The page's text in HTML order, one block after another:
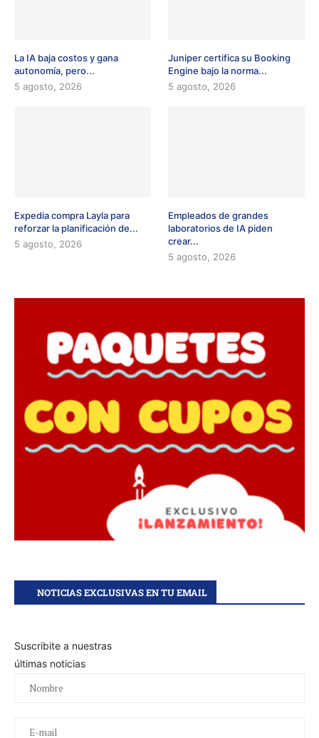
La IA baja costos y gana
autonomía, pero...
5 agosto, 2026
Juniper certifica su Booking
Engine bajo la norma...
5 agosto, 2026
Expedia compra Layla para
reforzar la planificación de...
5 agosto, 2026
Empleados de grandes
laboratorios de IA piden
crear...
5 agosto, 2026
NOTICIAS EXCLUSIVAS EN TU EMAIL
Suscribite a nuestras
últimas noticias